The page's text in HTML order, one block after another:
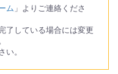
ム 」よりご連絡くださ
了している場合には変更
。